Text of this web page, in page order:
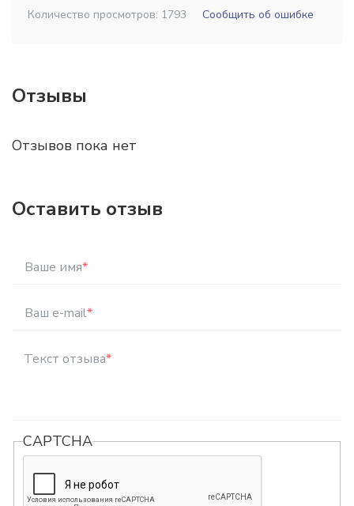
Количество просмотров: 1793
Сообщить об ошибке
Отзывы
Отзывов пока нет
Оставить отзыв
Ваше имя*
Ваш e-mail*
Текст отзыва*
CAPTCHA